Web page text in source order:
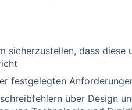
sicherzustellen, dass diese
festgelegten
über Design